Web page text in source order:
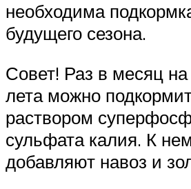
необходима
будущего сезона.
Совет! Раз в месяц
лета можно
раствором
сульфата калия. К
добавляют навоз и